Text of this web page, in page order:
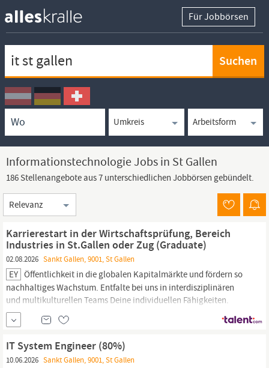
Für Jobbörsen
Ortssuche
Umkreissuche
Arbeitsform
Informationstechnologie Jobs in St Gallen
186 Stellenangebote aus 7 unterschiedlichen Jobbörsen gebündelt.
Sortierung
Karrierestart in der Wirtschaftsprüfung, Bereich
Industries in St.Gallen oder Zug (Graduate)
02.08.2026 Sankt Gallen, 9001, St Gallen
EY Öffentlichkeit in die globalen Kapitalmärkte und fördern so
nachhaltiges Wachstum. Entfalte bei uns in interdisziplinären
und multikulturellen Teams Deine individuellen Fähigkeiten.
Starte Deine zielgerichtete Karriere als Audit Assistant und werde
Teil unseres einzigartigen Teams, um die Zukunft der
IT System Engineer (80%)
10.06.2026 Sankt Gallen, 9001, St Gallen